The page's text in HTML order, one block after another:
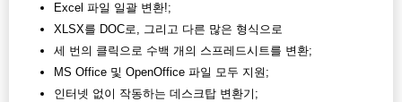
Excel 파일 일괄 변환!;
XLSX를 DOC로, 그리고 다른 많은 형식으로
세 번의 클릭으로 수백 개의 스프레드시트를 변환;
MS Office 및 OpenOffice 파일 모두 지원;
인터넷 없이 작동하는 데스크탑 변환기;